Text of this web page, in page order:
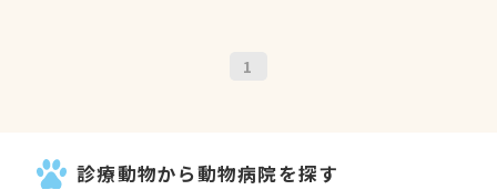
1
診療動物から動物病院を探す